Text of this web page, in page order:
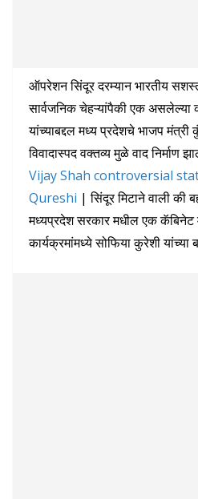
ऑपरेशन सिंदूर दरम्यान भारतीय
सार्वजनिक चेहऱ्यांपैकी एक असलेल्या
यांच्याबद्दल मध्य प्रदेशचे भाजप
विवादास्पद वक्तव्य मुळे वाद निर्माण
Vijay Shah controversial
Qureshi | सिंदूर मिटाने वाली की
मध्यप्रदेश सरकार मधील एक कॅबिनेट
कार्यक्रमांमध्ये सोफिया कुरेशी यांच्या